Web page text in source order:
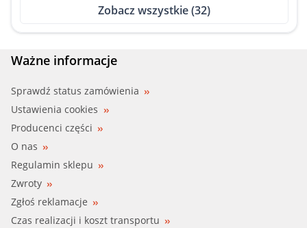
FAE (950208)
FEBI (10507)
GATES (TH21892)
GATES (TH21892G1)
INDELDIS (29.14.157)
Zobacz wszystkie (32)
Ważne informacje
Sprawdź status zamówienia
Ustawienia cookies
Producenci części
O nas
Regulamin sklepu
Zwroty
Zgłoś reklamacje
Czas realizacji i koszt transportu